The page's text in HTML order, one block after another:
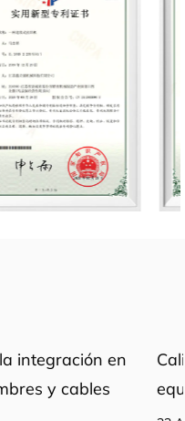
tecnología